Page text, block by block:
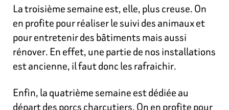
Latroisième semaine est, elle, plus creuse. On
en profite pour réaliser le suivi des animaux et
pour entretenir des bâtiments mais aussi
rénover. En effet, une partie de nos installations
est ancienne, il faut donc les rafraichir.
Enfin, la quatrième semaine est dédiée au
départ des porcs charcutiers. On en profite pour